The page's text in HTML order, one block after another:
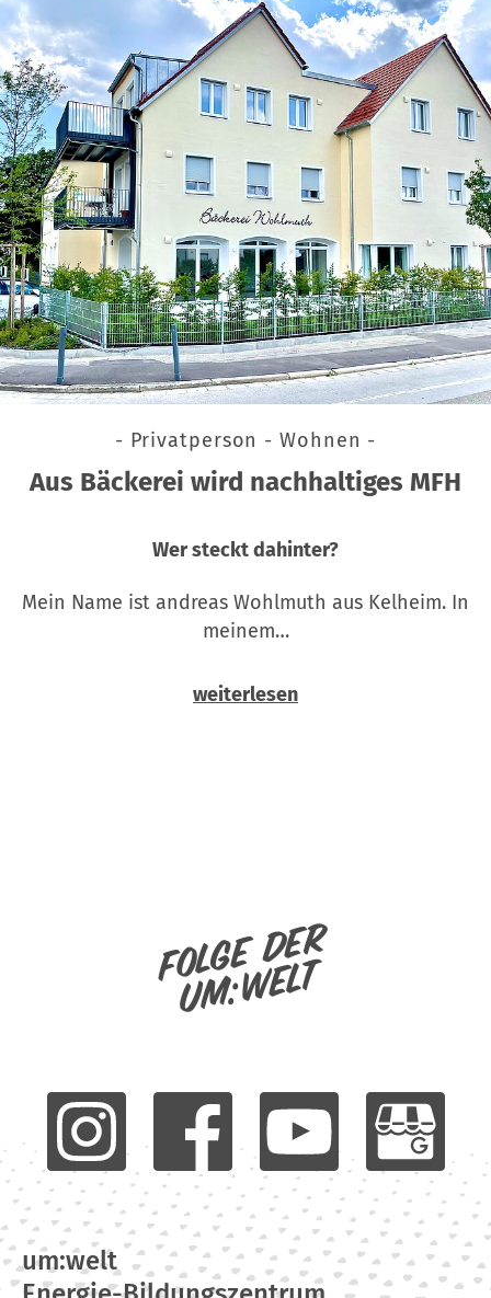
- Privatperson - Wohnen -
Aus Bäckerei wird nachhaltiges MFH
Wer steckt dahinter?
Mein Name ist andreas Wohlmuth aus Kelheim. In
meinem…
weiterlesen
Folge der
um:welt
um:welt